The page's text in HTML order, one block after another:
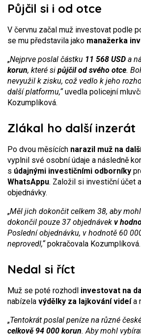
Půjčil si i od otce
V červnu začal muž investovat podle
se mu představila jako manažerka
„Nejprve poslal částku 11 568 USD a
korun, které si půjčil od svého otce.
nevyužil k zisku, což vedlo k jeho
další platformu,“uvedla policejní
Kozumplíková.
Zlákal ho další inzerát
Po dvou měsících narazil muž na
vyplnil své osobní údaje a následně
s údajnými investičními odborníky
WhatsAppu. Založil si investiční účet
objednávky.
„Měl jich dokončit celkem 38, aby
dokončil pouze 37 objednávek v
Poslední objednávku, v hodnotě 60
neprovedl,“pokračovala Kozumplíková.
Nedal si říct
Muž se poté rozhodl investovat na
nabízela výdělky za lajkování videía
„Tentokrát poslal peníze na různé
celkově 94 000 korun. Aby mohl